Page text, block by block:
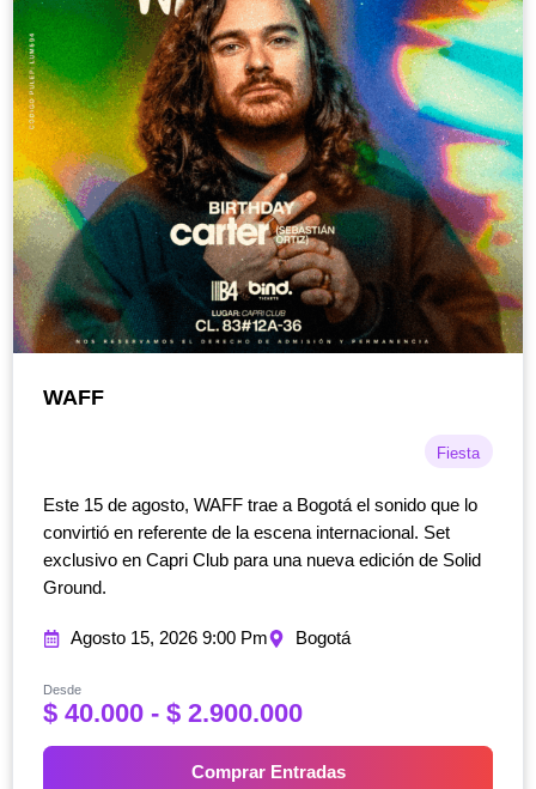
WAFF
Fiesta
Este 15 de agosto, WAFF trae a Bogotá el sonido que lo
convirtió en referente de la escena internacional. Set
exclusivo en Capri Club para una nueva edición de Solid
Ground.
Agosto 15, 2026 9:00 Pm Bogotá
Desde
$40.000 - $2.900.000R
n
Comprar Entradas